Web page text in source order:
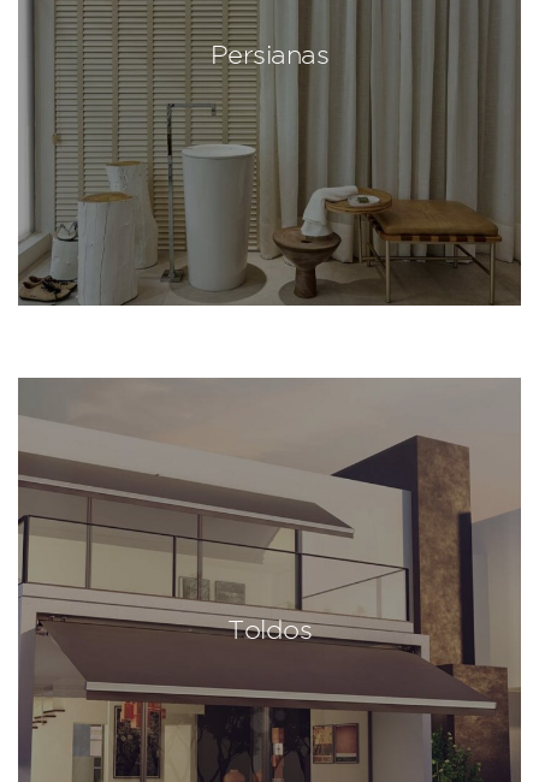
Persianas
Toldos